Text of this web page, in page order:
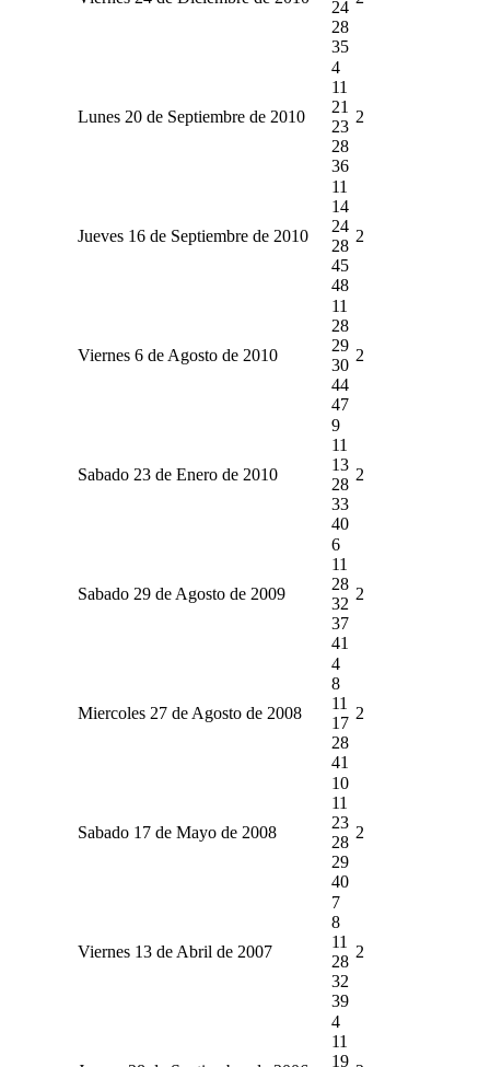
24
28
35
Lunes 20 de Septiembre de 2010
4
11
21
23
28
36
2
Jueves 16 de Septiembre de 2010
11
14
24
28
45
48
2
Viernes 6 de Agosto de 2010
11
28
29
30
44
47
2
Sabado 23 de Enero de 2010
9
11
13
28
33
40
2
Sabado 29 de Agosto de 2009
6
11
28
32
37
41
2
Miercoles 27 de Agosto de 2008
4
8
11
17
28
41
2
Sabado 17 de Mayo de 2008
10
11
23
28
29
40
2
Viernes 13 de Abril de 2007
7
8
11
28
32
39
2
4
11
19